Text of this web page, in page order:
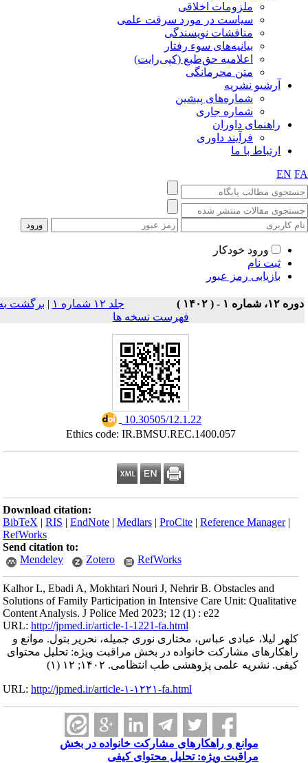
ملزومات اخلاقی
سیاست در مورد سرقت علمی
مناقشات نویسندگی
بیانیه‌های سوء رفتار
اعلامیه حق‌طبع (کپی‌رایت)
متن محرمانگی
آرشیو نشریه
شماره‌های پیشین
شماره جاری
راهنمای داوران
فرآیند داوری
ارتباط با ما
EN
ورود خودکار
ثبت نام
بازیابی رمز عبور
۱۲، شماره ۱ - ( ۱۴۰۲ ) جلد ۱۲ شماره ۱ | برگشت به
فهرست نسخه ها
‎ 10.30505/12.1.22
Ethics code: IR.BMSU.REC.1400.057
Download citation:
BibTeX |RIS |EndNote |Medlars |ProCite |Reference Manager
RefWorks
Send citation to:
Mendeley
Zotero RefWorks
Kalhor L, Ebadi A, Mokhtari Nouri J, Nehrir B. Obstacles and
Solutions of Family Participation in Intensive Care Unit: Qualitative
Content Analysis. J Police Med 2023; 12 (1) : e22
URL:http://jpmed.ir/article-1-1221-fa.html
کلهر لیلا، عبادی عباس، مختاری نوری جمیله، نحریر بتول. موانع و
راهکارهای مشارکت خانواده در بخش مراقبت ویژه: تحلیل محتوای
کیفی. نشریه علمی پژوهشی طب انتظامی. ۱۴۰۲; ۱۲ (۱)
URL:http://jpmed.ir/article-۱-۱۲۲۱-fa.html
موانع و راهکارهای مشارکت خانواده در بخش
مراقبت ویژه: تحلیل محتوای کیفی